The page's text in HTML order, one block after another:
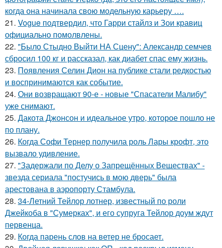
когда она начинала свою модельную карьеру ….
21. Vogue подтвердил, что Гарри стайлз и Зои кравиц
официально помолвлены.
22. "Было Стыдно Выйти НА Сцену": Александр семчев
сбросил 100 кг и рассказал, как диабет спас ему жизнь.
23. Появления Селин Дион на публике стали редкостью
и воспринимаются как событие.
24. Они возвращают 90-е - новые "Спасатели Малибу"
уже снимают.
25. Дакота Джонсон и идеальное утро, которое пошло не
по плану.
26. Когда Софи Тернер получила роль Лары крофт, это
вызвало удивление.
27. "Задержали по Делу о Запрещённых Веществах" -
звезда сериала "постучись в мою дверь" была
арестована в аэропорту Стамбула.
28. 34-Летний Тейлор лотнер, известный по роли
Джейкоба в "Сумерках", и его супруга Тейлор доум ждут
первенца.
29. Когда парень слов на ветер не бросает.